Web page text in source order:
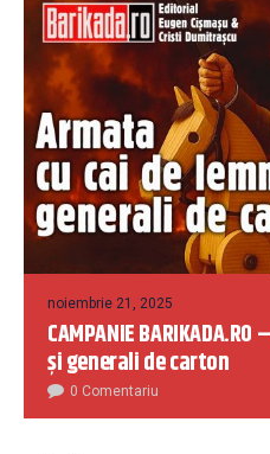
noiembrie 21, 2025
CAMPANIE
și generali de carton
0 Comentariu